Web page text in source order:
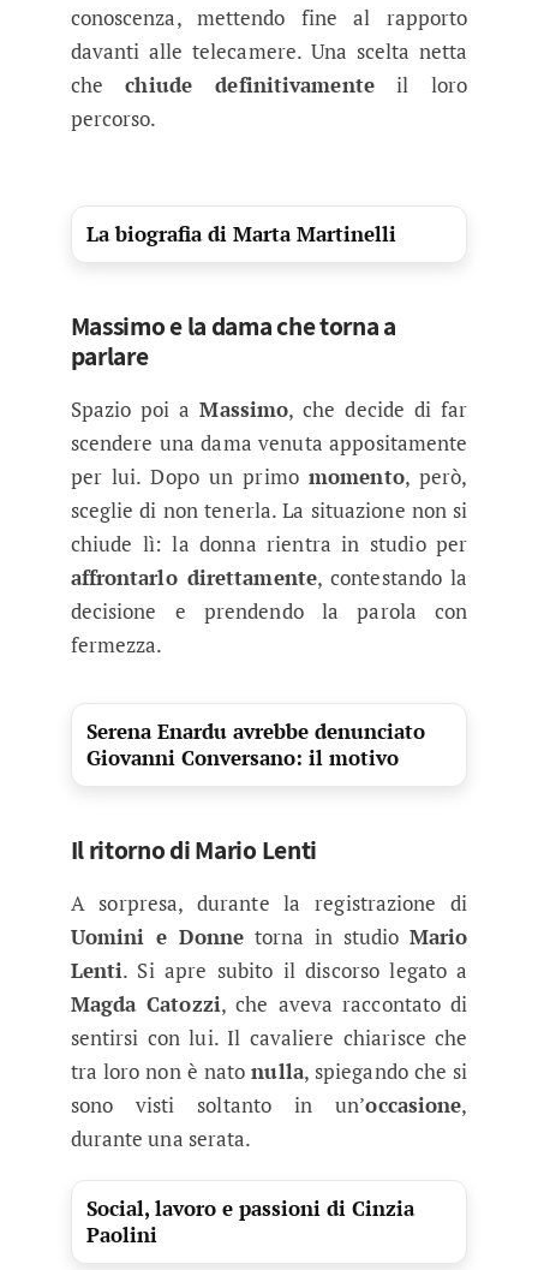
conoscenza, mettendo fine al rapporto
davanti alle telecamere. Una scelta netta
chechiude definitivamenteil loro
percorso.
La biografia di Marta Martinelli
Massimo e la dama che torna a
parlare
Spazio poi aMassimo, che decide di far
scendere una dama venuta appositamente
per lui. Dopo un primomomento, però,
sceglie di non tenerla. La situazione non si
chiude lì: la donna rientra in studio per
affrontarlo direttamente, contestando la
decisione e prendendo la parola con
fermezza.
Serena Enardu avrebbe denunciato
Giovanni Conversano: il motivo
Il ritorno di Mario Lenti
A sorpresa, durante la registrazione di
Uomini e Donne torna in studio Mario
Lenti. Si apre subito il discorso legato a
Magda Catozzi, che aveva raccontato di
sentirsi con lui. Il cavaliere chiarisce che
tra loro non è natonulla, spiegando che si
sono visti soltanto in un’occasione,
durante una serata.
Social, lavoro e passioni di Cinzia
Paolini